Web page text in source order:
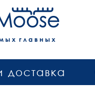
доставка